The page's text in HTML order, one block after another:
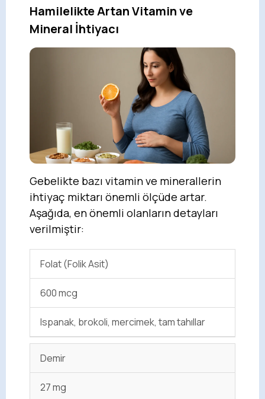
Hamilelikte Artan Vitamin ve
Mineral İhtiyacı
Gebelikte bazı vitamin ve minerallerin
ihtiyaç miktarı önemli ölçüde artar.
Aşağıda, en önemli olanların detayları
verilmiştir:
Folat (Folik Asit)
600 mcg
Ispanak, brokoli, mercimek, tam tahıllar
Demir
27 mg